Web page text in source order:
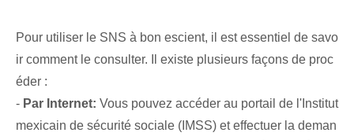
Pour utiliser le SNS ⁤à bon escient, ‌il est ‌essentiel de savo
ir comment le consulter. Il existe plusieurs façons de proc
éder :
- Par Internet: Vous pouvez accéder au portail de l'Institut
mexicain de sécurité sociale (IMSS) et effectuer la deman